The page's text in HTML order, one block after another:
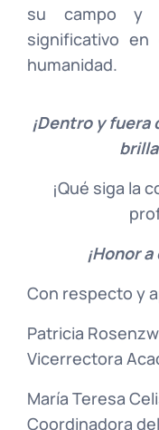
su campo y
significativo
humanidad.
¡Dentro y
¡Qué siga la
¡Honor
Con respecto y
Patricia
Vicerrectora
María Teresa
Coordinadora